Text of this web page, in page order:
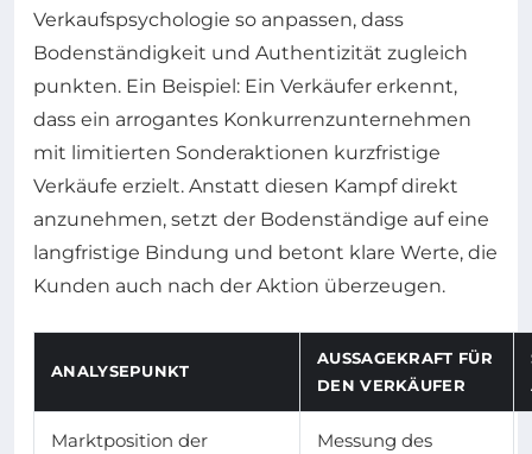
Verkaufspsychologie so anpassen, dass
Bodenständigkeit und Authentizität zugleich
punkten. Ein Beispiel: Ein Verkäufer erkennt,
dass ein arrogantes Konkurrenzunternehmen
mit limitierten Sonderaktionen kurzfristige
Verkäufe erzielt. Anstatt diesen Kampf direkt
anzunehmen, setzt der Bodenständige auf eine
langfristige Bindung und betont klare Werte, die
Kunden auch nach der Aktion überzeugen.
ANALYSEPUNKT
AUSSAGEKRAFT FÜR
DEN VERKÄUFER
Marktposition der
Messung des